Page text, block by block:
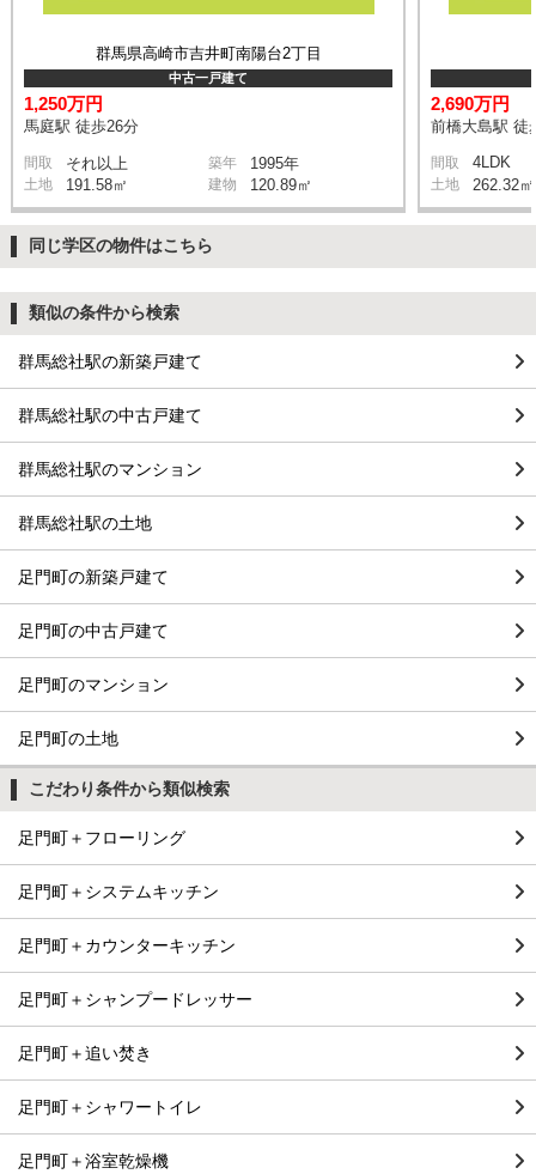
群馬県高崎市吉井町南陽台2丁目
中古一戸建て
1,250万円
馬庭駅 徒歩26分
間取 それ以上 築年 1995年
土地 191.58㎡ 建物 120.89㎡
2,690万円
前橋大島駅 徒
間取 4LDK
土地 262.32㎡
同じ学区の物件はこちら
類似の条件から検索
群馬総社駅の新築戸建て
群馬総社駅の中古戸建て
群馬総社駅のマンション
群馬総社駅の土地
足門町の新築戸建て
足門町の中古戸建て
足門町のマンション
足門町の土地
こだわり条件から類似検索
足門町＋フローリング
足門町＋システムキッチン
足門町＋カウンターキッチン
足門町＋シャンプードレッサー
足門町＋追い焚き
足門町＋シャワートイレ
足門町＋浴室乾燥機